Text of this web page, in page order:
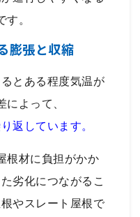
す。
膨張と収縮
とある程度気温が
によって、
返しています。
根材に負担がかか
劣化につながるこ
やスレート屋根で